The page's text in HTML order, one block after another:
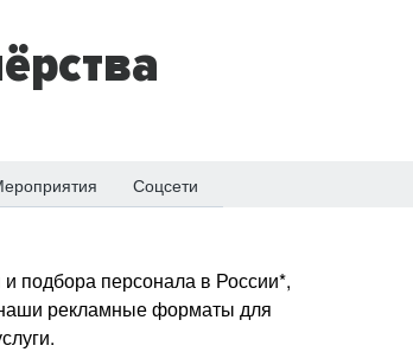
Соцсети
подбора персонала в России*,
рекламные форматы для